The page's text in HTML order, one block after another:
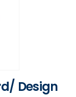
Design